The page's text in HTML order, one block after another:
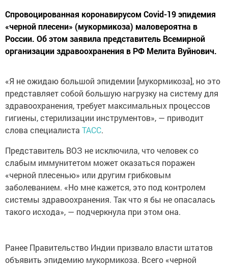
Спровоцированная коронавирусом Covid-19 эпидемия
«черной плесени» (мукормикоза) маловероятна в
России. Об этом заявила представитель Всемирной
организации здравоохранения в РФ Мелита Вуйнович.
«Я не ожидаю большой эпидемии [мукормикоза], но это
представляет собой большую нагрузку на систему для
здравоохранения, требует максимальных процессов
гигиены, стерилизации инструментов», — приводит
слова специалиста ТАСС.
Представитель ВОЗ не исключила, что человек со
слабым иммунитетом может оказаться поражен
«черной плесенью» или другим грибковым
заболеванием. «Но мне кажется, это под контролем
системы здравоохранения. Так что я бы не опасалась
такого исхода», — подчеркнула при этом она.
Ранее Правительство Индии призвало власти штатов
объявить эпидемию мукормикоза. Всего «черной